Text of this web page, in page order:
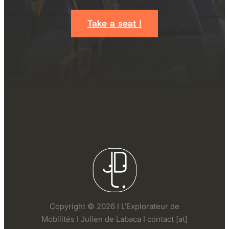
Take a seat !
Copyright © 2026 I L’Explorateur de
Mobilités I Julien de Labaca I contact [at]